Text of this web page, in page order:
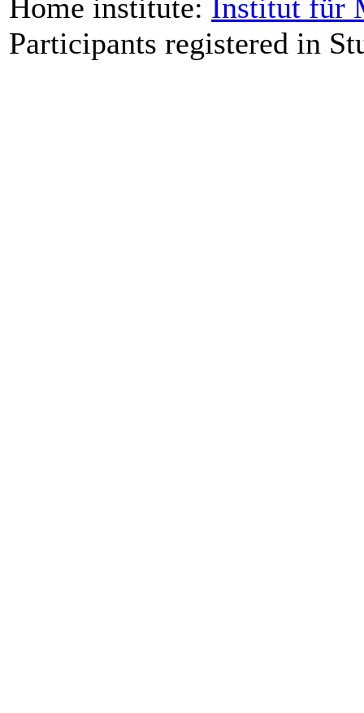
Home institute: Institut für
Participants registered in